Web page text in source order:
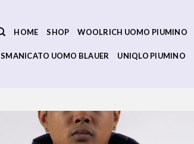
HOME SHOP WOOLRICH UOMO PIUMINO
SMANICATO UOMO BLAUER UNIQLO PIUMINO